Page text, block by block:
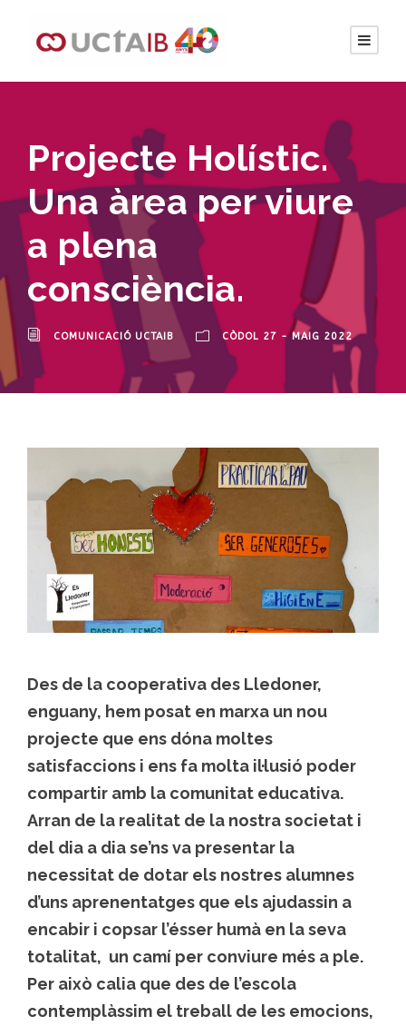
Projecte Holístic.
Una àrea per viure
a plena
consciència.
COMUNICACIÓ UCTAIB CÒDOL 27 - MAIG 2022
Des de la cooperativa des Lledoner,
enguany, hem posat en marxa un nou
projecte que ens dóna moltes
satisfaccions i ens fa molta il·lusió poder
compartir amb la comunitat educativa.
Arran de la realitat de la nostra societat i
del dia a dia se’ns va presentar la
necessitat de dotar els nostres alumnes
d’uns aprenentatges que els ajudassin a
encabir i copsar l’ésser humà en la seva
totalitat, un camí per conviure més a ple.
Per això calia que des de l’escola
contemplàssim el treball de les emocions,